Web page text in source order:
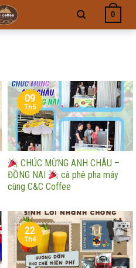
0
CHÚC MỪNG ANH CHÂU –
ĐỒNG NAI
cà phê pha máy
cùng C&C Coffee
09
Th5
22
Th4